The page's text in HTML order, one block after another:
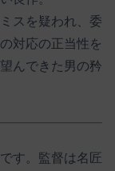
スを疑われ、委
対応の正当性を
んできた男の矜
す。監督は名匠